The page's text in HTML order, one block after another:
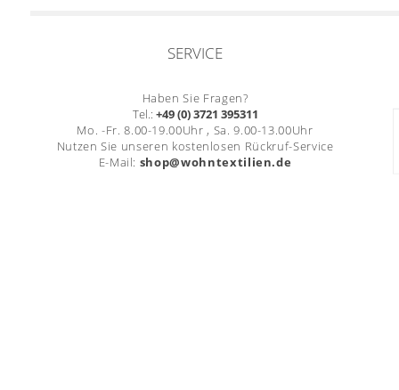
SERVICE
Haben Sie Fragen?
Tel.: +49 (0) 3721 395311
Mo. -Fr. 8.00-19.00Uhr , Sa. 9.00-13.00Uhr
Nutzen Sie unseren kostenlosen Rückruf-Service
E-Mail: shop@wohntextilien.de